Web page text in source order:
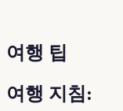
여행 팁
여행 지침: